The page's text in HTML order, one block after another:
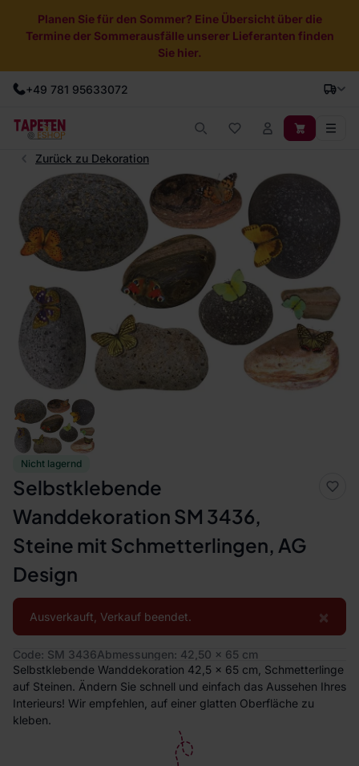
Planen Sie für den Sommer? Eine Übersicht über die
Termine der Sommerausfälle unserer Lieferanten finden
Sie hier.
+49 781 95633072
Zurück zu Dekoration
Nicht lagernd
Selbstklebende
Wanddekoration SM 3436,
Steine ​​mit Schmetterlingen, AG
Design
×
Ausverkauft, Verkauf beendet.
Code: SM 3436Abmessungen: 42,50 x 65 cm
Selbstklebende Wanddekoration 42,5 x 65 cm, Schmetterlinge
auf Steinen. Ändern Sie schnell und einfach das Aussehen Ihres
Interieurs! Wir empfehlen, auf einer glatten Oberfläche zu
kleben.